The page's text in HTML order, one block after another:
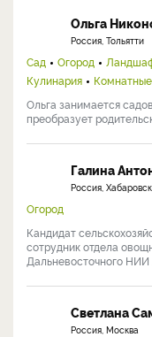
Ольга
Россия, Тольятти
Сад Огород
Кулинария
Ольга занимается
преобразует
Галина
Россия, Хабаровск
Огород
Кандидат
сотрудник отдела
Дальневосточного НИИ ...
Светлана
Россия, Москва